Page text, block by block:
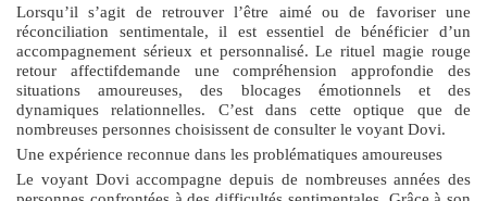
Lorsqu’il s’agit de retrouver l’être aimé ou de favoriser une
réconciliation sentimentale, il est essentiel de bénéficier d’un
accompagnement sérieux et personnalisé. Lerituel magie rouge
retour affectifdemande une compréhension approfondie des
situations amoureuses, des blocages émotionnels et des
dynamiques relationnelles. C’est dans cette optique que de
nombreuses personnes choisissent de consulter le voyant Dovi.
Une expérience reconnue dans les problématiques amoureuses
Le voyant Dovi accompagne depuis de nombreuses années des